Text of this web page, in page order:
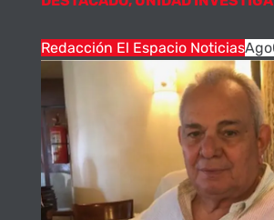
Redacción El Espacio NoticiasAgo